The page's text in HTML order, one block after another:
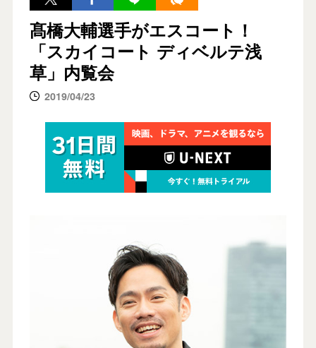
髙橋大輔選手がエスコート！
「スカイコート ディベルテ浅
草」内覧会
2019/04/23